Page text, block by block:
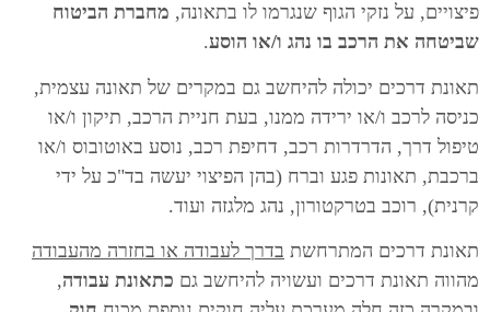
פיצויים, על נזקי הגוף שנגרמו לו בתאונה, מחברת הביטוח
שביטחה את הרכב בו נהג ו/או הוסע.
תאונת דרכים יכולה להיחשב גם במקרים של תאונה עצמית,
כניסה לרכב ו/או ירידה ממנו, בעת חניית הרכב, תיקון ו/או
טיפול דרך, הדרדרות רכב, דחיפת רכב, נוסע באוטובוס ו/או
ברכבת, תאונות פגע וברח (בהן הפיצוי יעשה בד"כ על ידי
קרנית), רוכב בטרקטורון, נהג מלגזה ועוד.
תאונת דרכים המתרחשת בדרך לעבודה או בחזרה מהעבודה
מהווה תאונת דרכים ועשויה להיחשב גם כתאונת עבודה,